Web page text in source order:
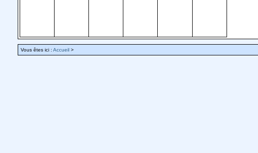
Vous êtes ici : Accueil >